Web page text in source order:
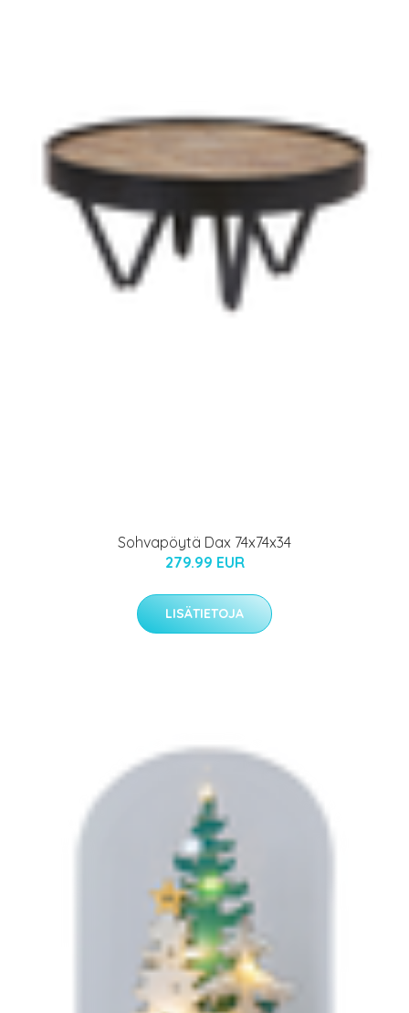
Sohvapöytä Dax 74x74x34
279.99 EUR
LISÄTIETOJA